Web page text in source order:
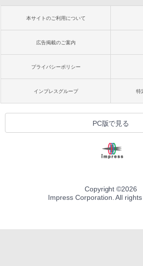
本サイトのご利用について
広告掲載のご案内
プライバシーポリシー
インプレスグループ 特
PC版で見る
Copyright ©2026
Impress Corporation. All rights